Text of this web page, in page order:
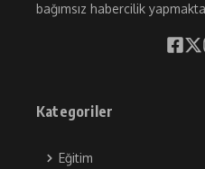
bağımsız habercilik
Kategoriler
Eğitim